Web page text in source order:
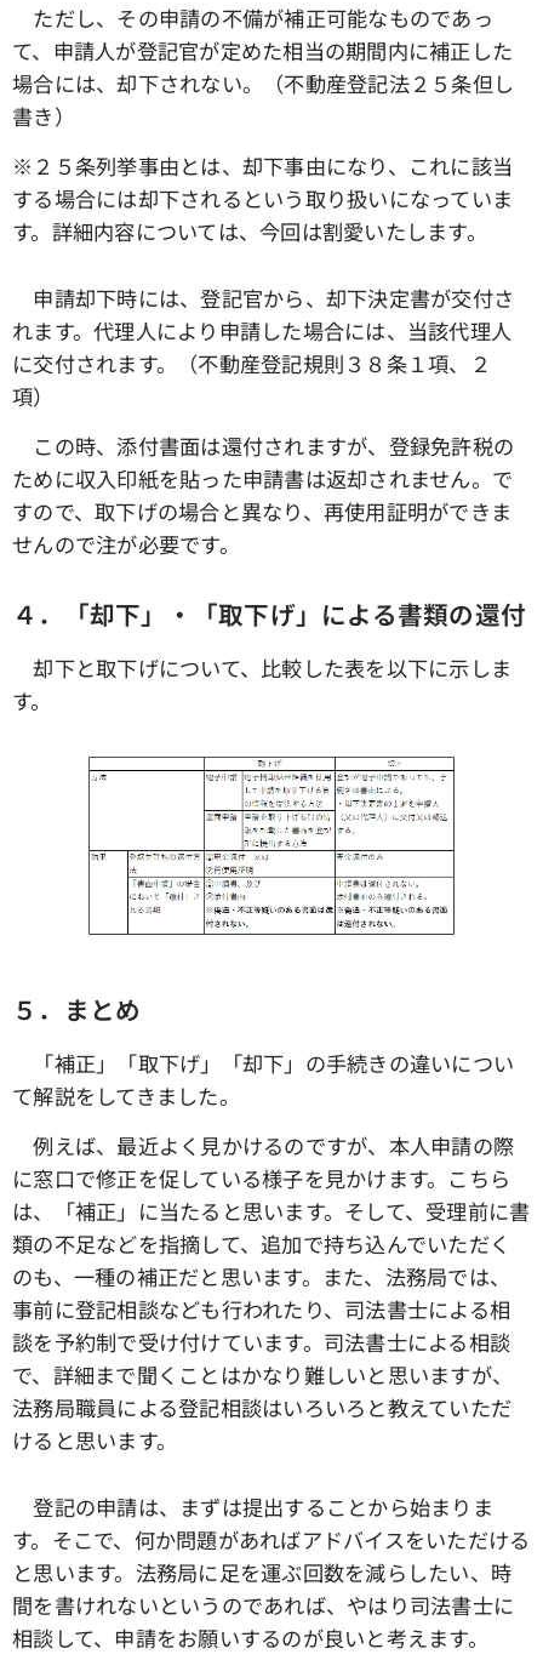
ただし、その申請の不備が補正可能なものであっ
て、申請人が登記官が定めた相当の期間内に補正した
場合には、却下されない。（不動産登記法２５条但し
書き）
※２５条列挙事由とは、却下事由になり、これに該当
する場合には却下されるという取り扱いになっていま
す。詳細内容については、今回は割愛いたします。
申請却下時には、登記官から、却下決定書が交付さ
れます。代理人により申請した場合には、当該代理人
に交付されます。（不動産登記規則３８条１項、２
項）
この時、添付書面は還付されますが、登録免許税の
ために収入印紙を貼った申請書は返却されません。で
すので、取下げの場合と異なり、再使用証明ができま
せんので注が必要です。
４．「却下」・「取下げ」による書類の還付
却下と取下げについて、比較した表を以下に示しま
す。
５．まとめ
「補正」「取下げ」「却下」の手続きの違いについ
て解説をしてきました。
例えば、最近よく見かけるのですが、本人申請の際
に窓口で修正を促している様子を見かけます。こちら
は、「補正」に当たると思います。そして、受理前に書
類の不足などを指摘して、追加で持ち込んでいただく
のも、一種の補正だと思います。また、法務局では、
事前に登記相談なども行われたり、司法書士による相
談を予約制で受け付けています。司法書士による相談
で、詳細まで聞くことはかなり難しいと思いますが、
法務局職員による登記相談はいろいろと教えていただ
けると思います。
登記の申請は、まずは提出することから始まりま
す。そこで、何か問題があればアドバイスをいただける
と思います。法務局に足を運ぶ回数を減らしたい、時
間を書けれないというのであれば、やはり司法書士に
相談して、申請をお願いするのが良いと考えます。